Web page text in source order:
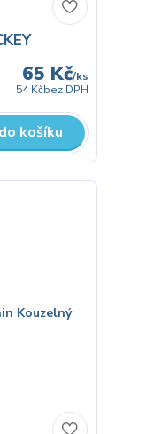
65 Kč/ks
54 Kčbez DPH
košíku